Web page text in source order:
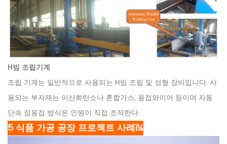
H빔 조립기계
조립 기계는 일반적으로 사용되는 H빔 조립 및 성형 장비입니다. 사
용되는 부자재는 이산화탄소나 혼합가스, 용접와이어 등이며 자동
단속 점용접 방식은 인원이 직접 조작한다.
5 식품 가공 공장 프로젝트 사례ï¼